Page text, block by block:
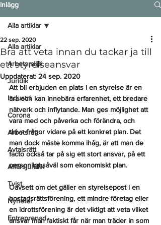
Inlägg
Alla artiklar
Arbetsmiljö
Juridik
Industri
Corona
Arbetsrätt
Avtalsrätt
Affärsjuridik
Tvist
Nyheter
Entreprenad
Alla artiklar
Bra att veta innan du tackar ja till
ett styrelseansvar
22 sep. 2020
Uppdaterat: 24 sep. 2020
Att bli erbjuden en plats i en styrelse är en
ära och kan innebära erfarenhet, ett bredare
nätverk och inflytande. Man ges möjlighet att
vara med och påverka och förändra, och
driva frågor vidare på ett konkret plan. Det
man dock måste komma ihåg, är att man de
facto också tar på sig ett stort ansvar, på ett
personligt såväl som ekonomiskt plan.
Oavsett om det gäller en styrelsepost i en
bostadsrättsförening, ett mindre företag eller
en idrottsförening är det viktigt att veta vilket
ansvar man faktiskt får när man träder in som